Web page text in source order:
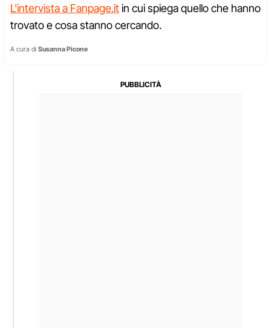
L'intervista a Fanpage.itin cui spiega quello che hanno
trovato e cosa stanno cercando.
A cura di Susanna Picone